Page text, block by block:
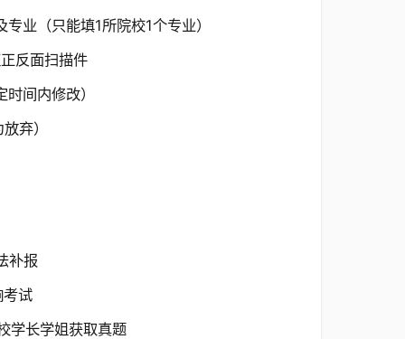
业（只能填1所院校1个专业）
反面扫描件
间内修改）
弃）
补报
考试
学长学姐获取真题